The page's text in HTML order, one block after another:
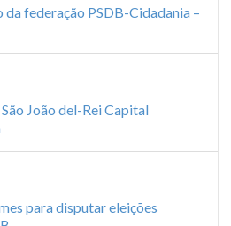
da federação PSDB-Cidadania –
João del-Rei Capital
para disputar eleições